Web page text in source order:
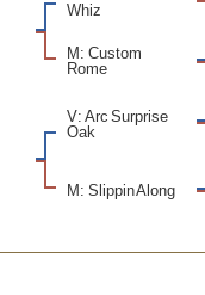
Whiz
M: Custom
Rome
V: Arc Surprise
Oak
M: Slippin Along